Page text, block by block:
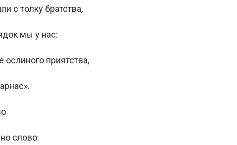
с толку братства,
мы у нас:
ослиного приятства,
слово: